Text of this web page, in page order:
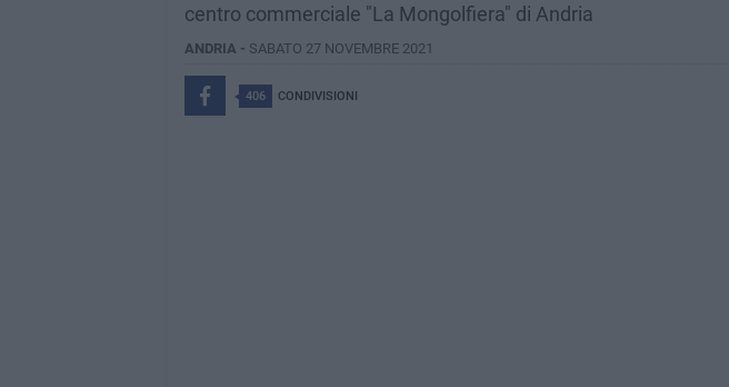
centro commerciale "La Mongolfiera" di Andria
ANDRIA - SABATO 27 NOVEMBRE 2021
406 CONDIVISIONI